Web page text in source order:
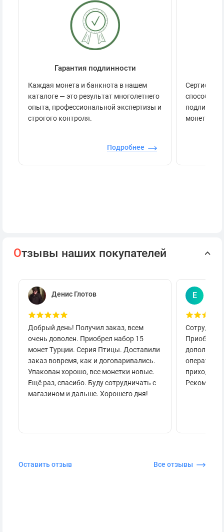
Гарантия подлинности
Каждая монета и банкнота в нашем
каталоге — это результат многолетнего
опыта, профессиональной экспертизы и
строгого контроля.
Подробнее
способов
монеты.
Отзывы наших покупателей
Денис Глотов
Добрый день! Получил заказ, всем
очень доволен. Приобрел набор 15
монет Турции. Серия Птицы. Доставили
заказ вовремя, как и договаривались.
Упакован хорошо, все монетки новые.
Ещё раз, спасибо. Буду сотрудничать с
магазином и дальше. Хорошего дня!
Е
приходило
Оставить отзыв Все отзывы